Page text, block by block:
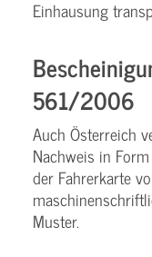
Einhausung
561/2006
Auch Österreich
Nachweis in
der Fahrerkarte
Muster.